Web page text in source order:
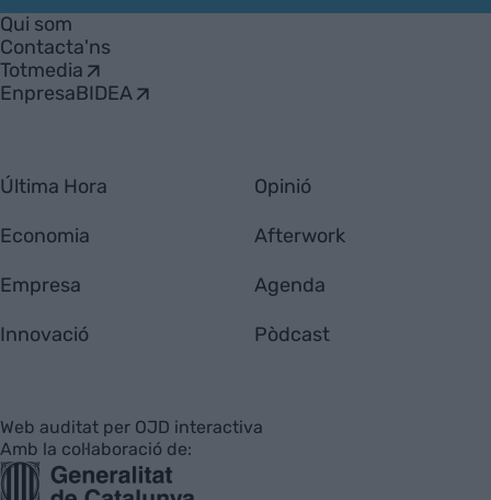
Empresa
Qui som
Contacta'ns
Totmedia
EnpresaBIDEA
Última Hora
Economia
Empresa
Innovació
Opinió
Afterwork
Agenda
Pòdcast
Web auditat per OJD interactiva
Amb la col·laboració de: